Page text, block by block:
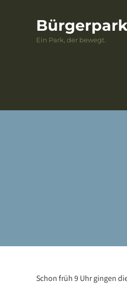
Ein Park, der bewegt.
Schon früh 9 Uhr gingen